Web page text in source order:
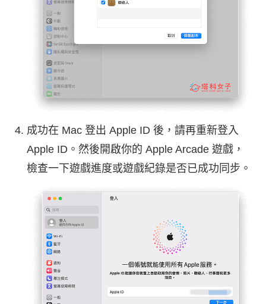
成功在 Mac 登出 Apple ID 後，請再重新登入
Apple ID。然後開啟你的 Apple Arcade 遊戲，
檢查一下遊戲進度或遊戲紀錄是否已成功同步。